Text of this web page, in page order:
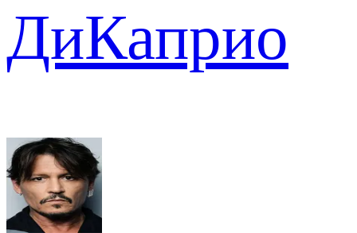
ДиКаприо